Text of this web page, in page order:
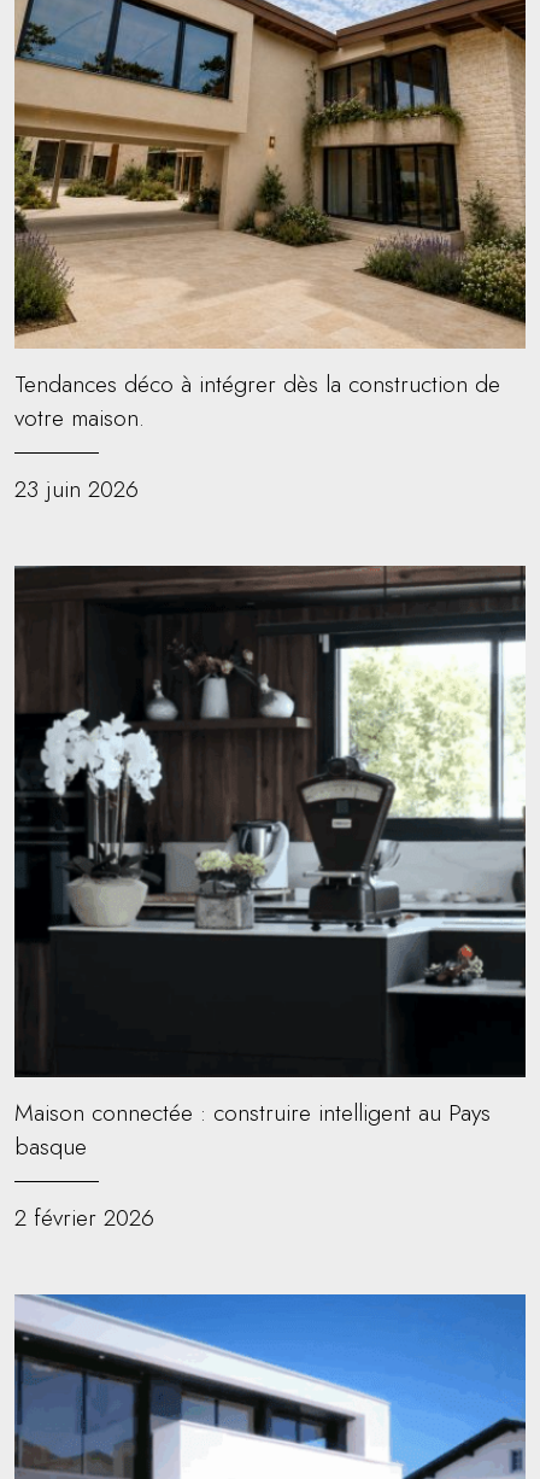
Tendances déco à intégrer dès la construction de
votre maison.
23 juin 2026
Maison connectée : construire intelligent au Pays
basque
2 février 2026